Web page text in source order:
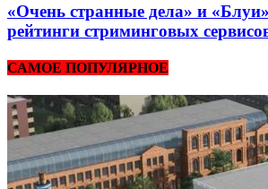
«Очень странные дела» и
рейтинги стриминговых
САМОЕ ПОПУЛЯРНОЕ